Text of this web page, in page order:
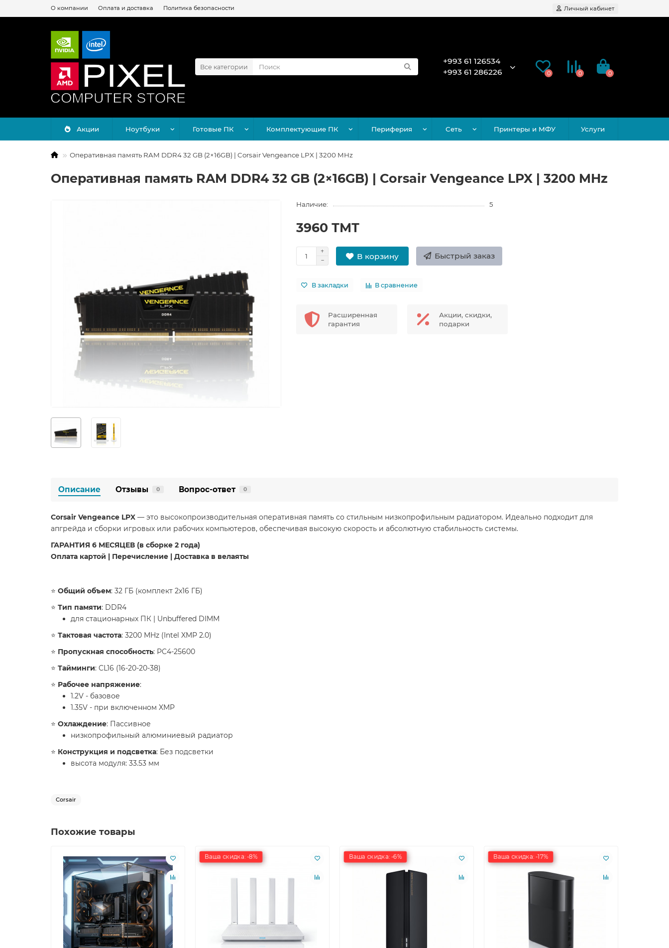
О компании Оплата и доставка Политика безопасности Личный кабинет
Все категории
+993 61 126534
+993 61 286226
0 0 0
Акции Ноутбуки Готовые ПК Комплектующие ПК Периферия Сеть Принтеры и МФУ Услуги
Оперативная память RAM DDR4 32 GB (2×16GB) | Corsair Vengeance LPX | 3200 MHz
Оперативная память RAM DDR4 32 GB (2×16GB) | Corsair Vengeance LPX | 3200 MHz
Наличие: 5
3960 ТМТ
В корзину Быстрый заказ
В закладки В сравнение
Расширенная
гарантия
Акции, скидки,
подарки
Описание Отзывы 0 Вопрос-ответ 0
Corsair Vengeance LPX — это высокопроизводительная оперативная память со стильным низкопрофильным радиатором. Идеально подходит для
апгрейда и сборки игровых или рабочих компьютеров, обеспечивая высокую скорость и абсолютную стабильность системы.
ГАРАНТИЯ 6 МЕСЯЦЕВ (в сборке 2 года)
Оплата картой | Перечисление | Доставка в велаяты
​⭐️ Общий объем: 32 ГБ (комплект 2x16 ГБ)
⭐️ Тип памяти: DDR4
для стационарных ПК | Unbuffered DIMM
⭐️ Тактовая частота: 3200 MHz (Intel XMP 2.0)
⭐️ Пропускная способность: PC4-25600
⭐️ Тайминги: CL16 (16-20-20-38)
⭐️ Рабочее напряжение:
1.2V - базовое
1.35V - при включенном XMP
⭐️ Охлаждение: Пассивное
низкопрофильный алюминиевый радиатор
⭐️ Конструкция и подсветка: Без подсветки
высота модуля: 33.53 мм
Corsair
Похожие товары
Ваша скидка: -8% Ваша скидка: -6% Ваша скидка: -17%